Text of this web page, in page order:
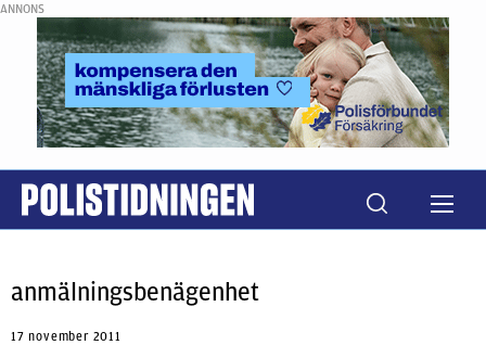
ANNONS
anmälningsbenägenhet
17 november 2011